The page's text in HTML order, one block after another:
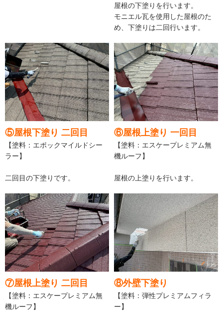
屋根の下塗りを行います。
モニエル瓦を使用した屋根のた
め、下塗りは二回行います。
⑤屋根下塗り 二回目
【塗料：エポックマイルドシー
ラー】
二回目の下塗りです。
⑥屋根上塗り 一回目
【塗料：エスケープレミアム無
機ルーフ】
屋根の上塗りを行います。
⑦屋根上塗り 二回目
【塗料：エスケープレミアム無
機ルーフ】
⑧外壁下塗り
【塗料：弾性プレミアムフィラ
ー】